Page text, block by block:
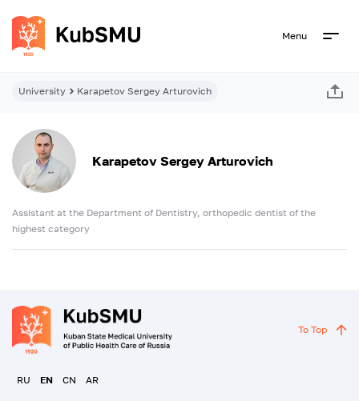
Menu
University Karapetov Sergey Arturovich
Karapetov Sergey Arturovich
Assistant at the Department of Dentistry, orthopedic dentist of the
highest category
RU EN CN AR
To Top